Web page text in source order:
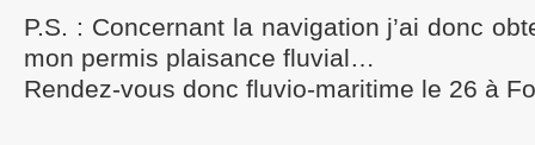
P.S. : Concernant la navigation j’ai donc
mon permis plaisance fluvial…
Rendez-vous donc fluvio-maritime le 26 à